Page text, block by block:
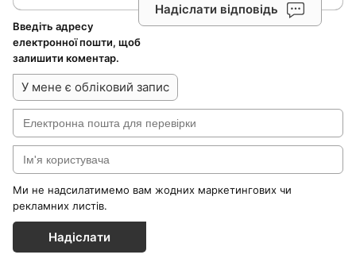
Надіслати відповідь
Введіть адресу
електронної пошти, щоб
залишити коментар.
У мене є обліковий запис
Ми не надсилатимемо вам жодних маркетингових чи
рекламних листів.
Надіслати